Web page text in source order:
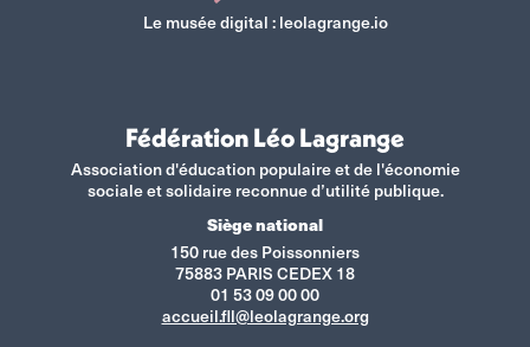
Le musée digital :leolagrange.io
Fédération Léo Lagrange
Association d'éducation populaire et de l'économie
sociale et solidaire reconnue d’utilité publique.
Siège national
150 rue des Poissonniers
75883 PARIS CEDEX 18
01 53 09 00 00
accueil.fll@leolagrange.org